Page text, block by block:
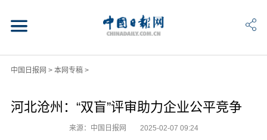
中国日报网 > 本网专稿>
河北沧州：“双盲”评审助力企业公平竞争
来源：中国日报网 2025-02-07 09:24